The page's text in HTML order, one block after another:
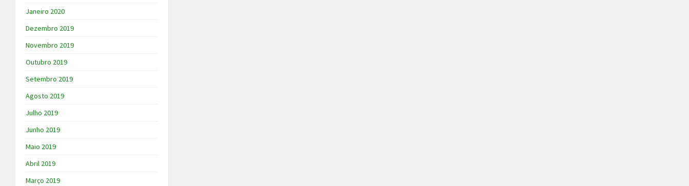
Janeiro 2020
Dezembro 2019
Novembro 2019
Outubro 2019
Setembro 2019
Agosto 2019
Julho 2019
Junho 2019
Maio 2019
Abril 2019
Março 2019